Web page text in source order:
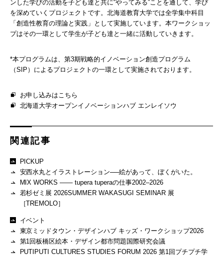
ンした学びの活動を子ども達と共に“やってみる”ことを通して、学び
を深めていくプロジェクトです。北海道教育大学では全学集中科目
「創造性教育の理論と実践」として実施しています。本ワークショッ
プはその一環として学生が子ども達と一緒に活動していきます。
*本プログラムは、第3期戦略的イノベーション創造プログラム
（SIP）によるプロジェクトの一環として実施されております。
お申し込みはこちら
北海道大学オープンイノベーションハブ エンレイソウ
関連記事
PICKUP
安西水丸とイラストレーション──絵があって、ぼくがいた。
MIX WORKS —— tupera tuperaの仕事2002–2026
若杉ゼミ展 2026SUMMER WAKASUGI SEMINAR 展
［TREMOLO］
イベント
東京ミッドタウン・デザインハブ キッズ・ワークショップ2026
第1回板橋区絵本・デザイン都市問題国際研究会議
PUTIPUTI CULTURES STUDIES FORUM 2026 第1回プチプチ学